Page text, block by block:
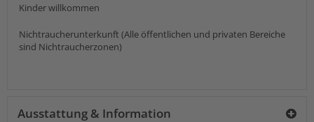
Kinder willkommen
Nichtraucherunterkunft (Alle öffentlichen und privaten Bereiche
sind Nichtraucherzonen)
Ausstattung & Information